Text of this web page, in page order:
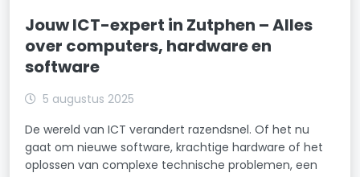
Jouw ICT-expert in Zutphen – Alles
over computers, hardware en
software
5 augustus 2025
De wereld van ICT verandert razendsnel. Of het nu
gaat om nieuwe software, krachtige hardware of het
oplossen van complexe technische problemen, een